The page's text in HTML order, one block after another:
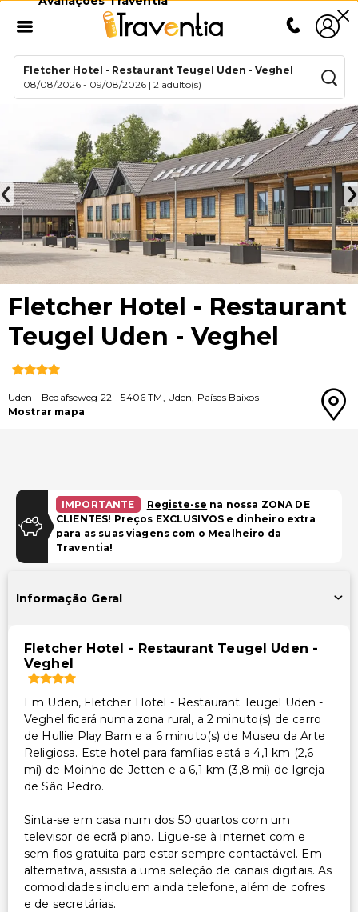
Fletcher Hotel - Restaurant Teugel Uden - Veghel
08/08/2026 - 09/08/2026 |2 adulto(s)
Fletcher Hotel - Restaurant
Teugel Uden - Veghel
Uden - Bedafseweg 22 -5406 TM, Uden, Países Baixos
Mostrar mapa
IMPORTANTE Registe-se na nossa ZONA DE
CLIENTES! Preços EXCLUSIVOS e dinheiro extra
para as suas viagens com o Mealheiro da
Traventia!
Informação Geral
Fletcher Hotel - Restaurant Teugel Uden -
Veghel
Em Uden, Fletcher Hotel - Restaurant Teugel Uden -
Veghel ficará numa zona rural, a 2 minuto(s) de carro
de Hullie Play Barn e a 6 minuto(s) de Museu da Arte
Religiosa. Este hotel para famílias está a 4,1 km (2,6
mi) de Moinho de Jetten e a 6,1 km (3,8 mi) de Igreja
de São Pedro.
Sinta-se em casa num dos 50 quartos com um
televisor de ecrã plano. Ligue-se à internet com e
sem fios gratuita para estar sempre contactável. Em
alternativa, assista a uma seleção de canais digitais. As
comodidades incluem ainda telefone, além de cofres
e de secretárias.